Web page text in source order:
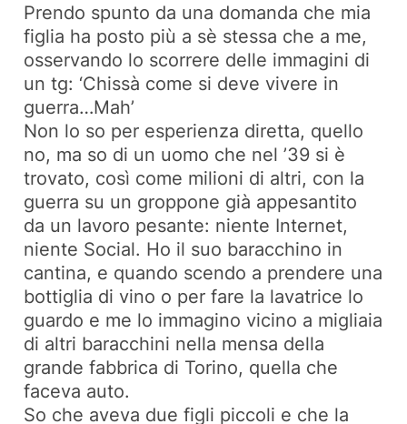
Prendo spunto da una domanda che mia
figlia ha posto più a sè stessa che a me,
osservando lo scorrere delle immagini di
un tg: ‘Chissà come si deve vivere in
guerra…Mah’
Non lo so per esperienza diretta, quello
no, ma so di un uomo che nel ’39 si è
trovato, così come milioni di altri, con la
guerra su un groppone già appesantito
da un lavoro pesante: niente Internet,
niente Social. Ho il suo baracchino in
cantina, e quando scendo a prendere una
bottiglia di vino o per fare la lavatrice lo
guardo e me lo immagino vicino a migliaia
di altri baracchini nella mensa della
grande fabbrica di Torino, quella che
faceva auto.
So che aveva due figli piccoli e che la